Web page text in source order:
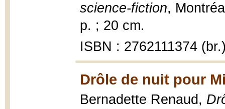
science-fiction,
p. ; 20 cm.
ISBN : 2762111374
Drôle de nuit pour
Bernadette Renaud,